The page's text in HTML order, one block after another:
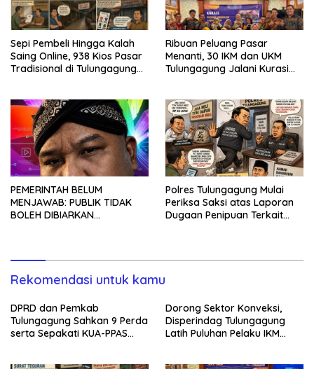
Sepi Pembeli Hingga Kalah
Saing Online, 938 Kios Pasar
Tradisional di Tulungagung
Ribuan Peluang Pasar
Menanti, 30 IKM dan UKM
Tulungagung Jalani Kurasi
PEMERINTAH BELUM
MENJAWAB: PUBLIK TIDAK
BOLEH DIBIARKAN
Polres Tulungagung Mulai
Periksa Saksi atas Laporan
Dugaan Penipuan Terkait
Rekomendasi untuk kamu
DPRD dan Pemkab
Tulungagung Sahkan 9 Perda
serta Sepakati KUA-PPAS
Dorong Sektor Konveksi,
Disperindag Tulungagung
Latih Puluhan Pelaku IKM